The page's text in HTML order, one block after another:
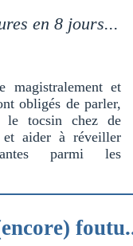
en 8 jours...
magistralement et
obligés de parler,
le tocsin chez de
et aider à réveiller
parmi les